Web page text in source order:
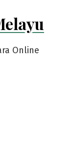
Online